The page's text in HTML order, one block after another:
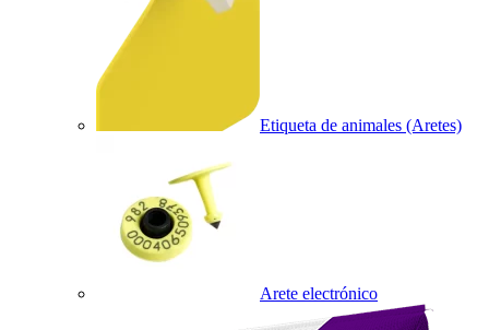
Etiqueta de animales (Aretes)
Arete electrónico